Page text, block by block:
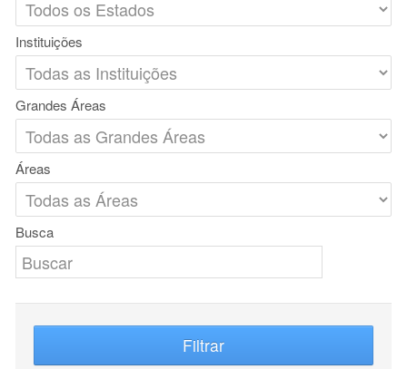
Instituições
Grandes Áreas
Áreas
Busca
Filtrar